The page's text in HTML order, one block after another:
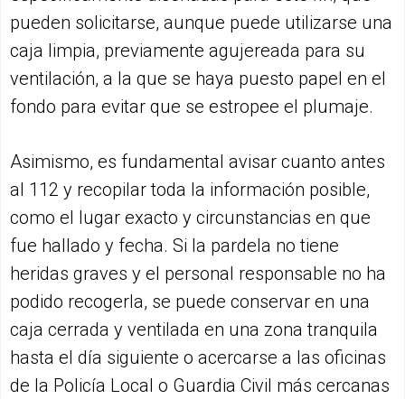
pueden solicitarse, aunque puede utilizarse una
caja limpia, previamente agujereada para su
ventilación, a la que se haya puesto papel en el
fondo para evitar que se estropee el plumaje.
Asimismo, es fundamental avisar cuanto antes
al 112 y recopilar toda la información posible,
como el lugar exacto y circunstancias en que
fue hallado y fecha. Si la pardela no tiene
heridas graves y el personal responsable no ha
podido recogerla, se puede conservar en una
caja cerrada y ventilada en una zona tranquila
hasta el día siguiente o acercarse a las oficinas
de la Policía Local o Guardia Civil más cercanas